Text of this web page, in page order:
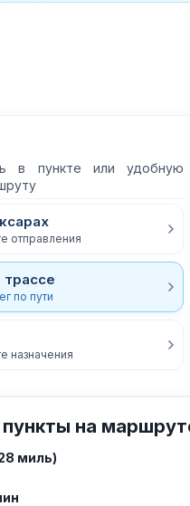
в пункте или удобную
отправления
трассе
по пути
назначения
на
миль)